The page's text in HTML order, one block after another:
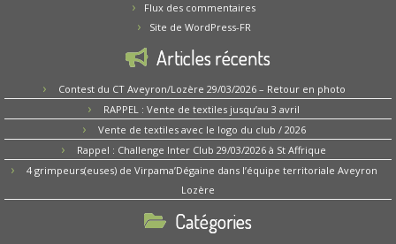
Flux des commentaires
Site de WordPress-FR
Articles récents
Contest du CT Aveyron/Lozère 29/03/2026 – Retour en photo
RAPPEL : Vente de textiles jusqu’au 3 avril
Vente de textiles avec le logo du club / 2026
Rappel : Challenge Inter Club 29/03/2026 à St Affrique
4 grimpeurs(euses) de Virpama’Dégaine dans l’équipe territoriale Aveyron
Lozère
Catégories